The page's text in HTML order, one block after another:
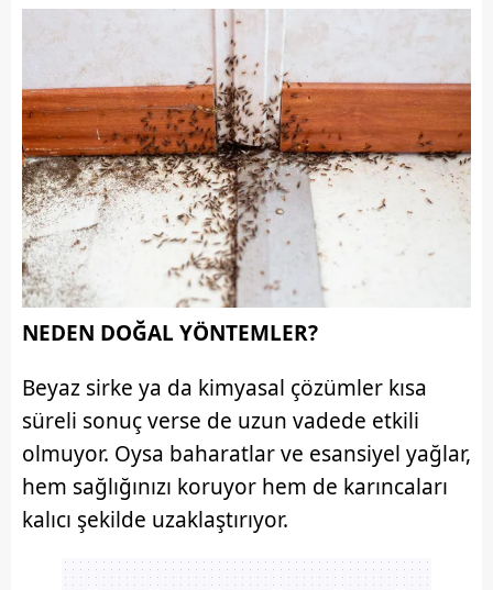
NEDEN DOĞAL YÖNTEMLER?
Beyaz sirke ya da kimyasal çözümler kısa
süreli sonuç verse de uzun vadede etkili
olmuyor. Oysa baharatlar ve esansiyel yağlar,
hem sağlığınızı koruyor hem de karıncaları
kalıcı şekilde uzaklaştırıyor.